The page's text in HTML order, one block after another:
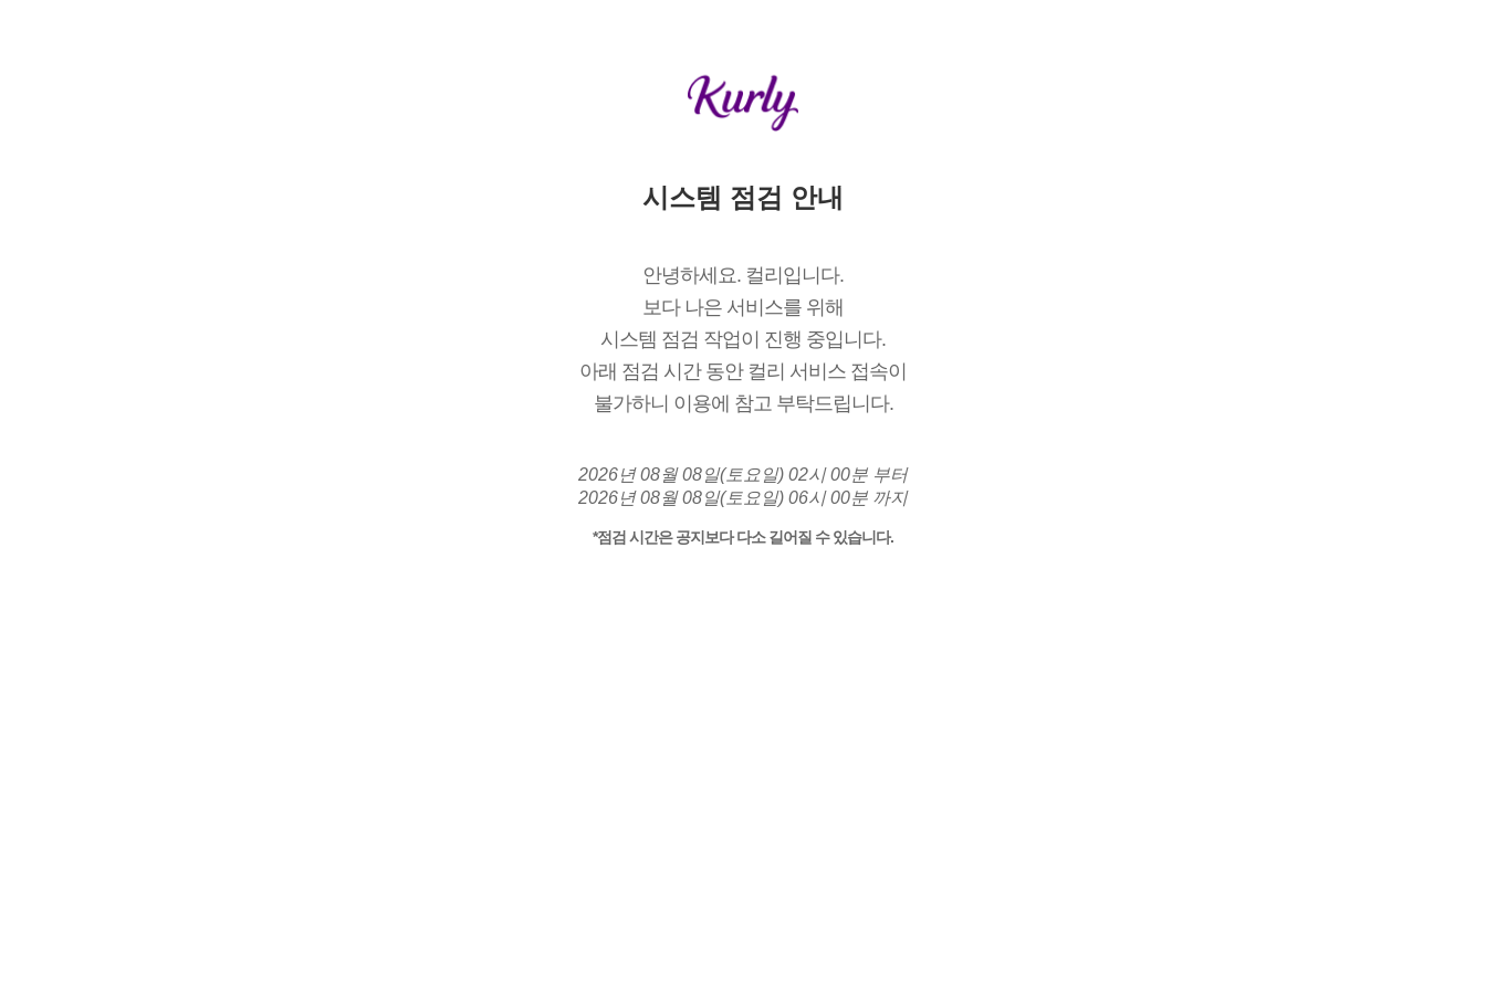
시스템 점검 안내
안녕하세요. 컬리입니다.
보다 나은 서비스를 위해
시스템 점검 작업이 진행 중입니다.
아래 점검 시간 동안 컬리 서비스 접속이
불가하니 이용에 참고 부탁드립니다.
2026년 08월 08일(토요일) 02시 00분 부터
2026년 08월 08일(토요일) 06시 00분 까지
*점검 시간은 공지보다 다소 길어질 수 있습니다.